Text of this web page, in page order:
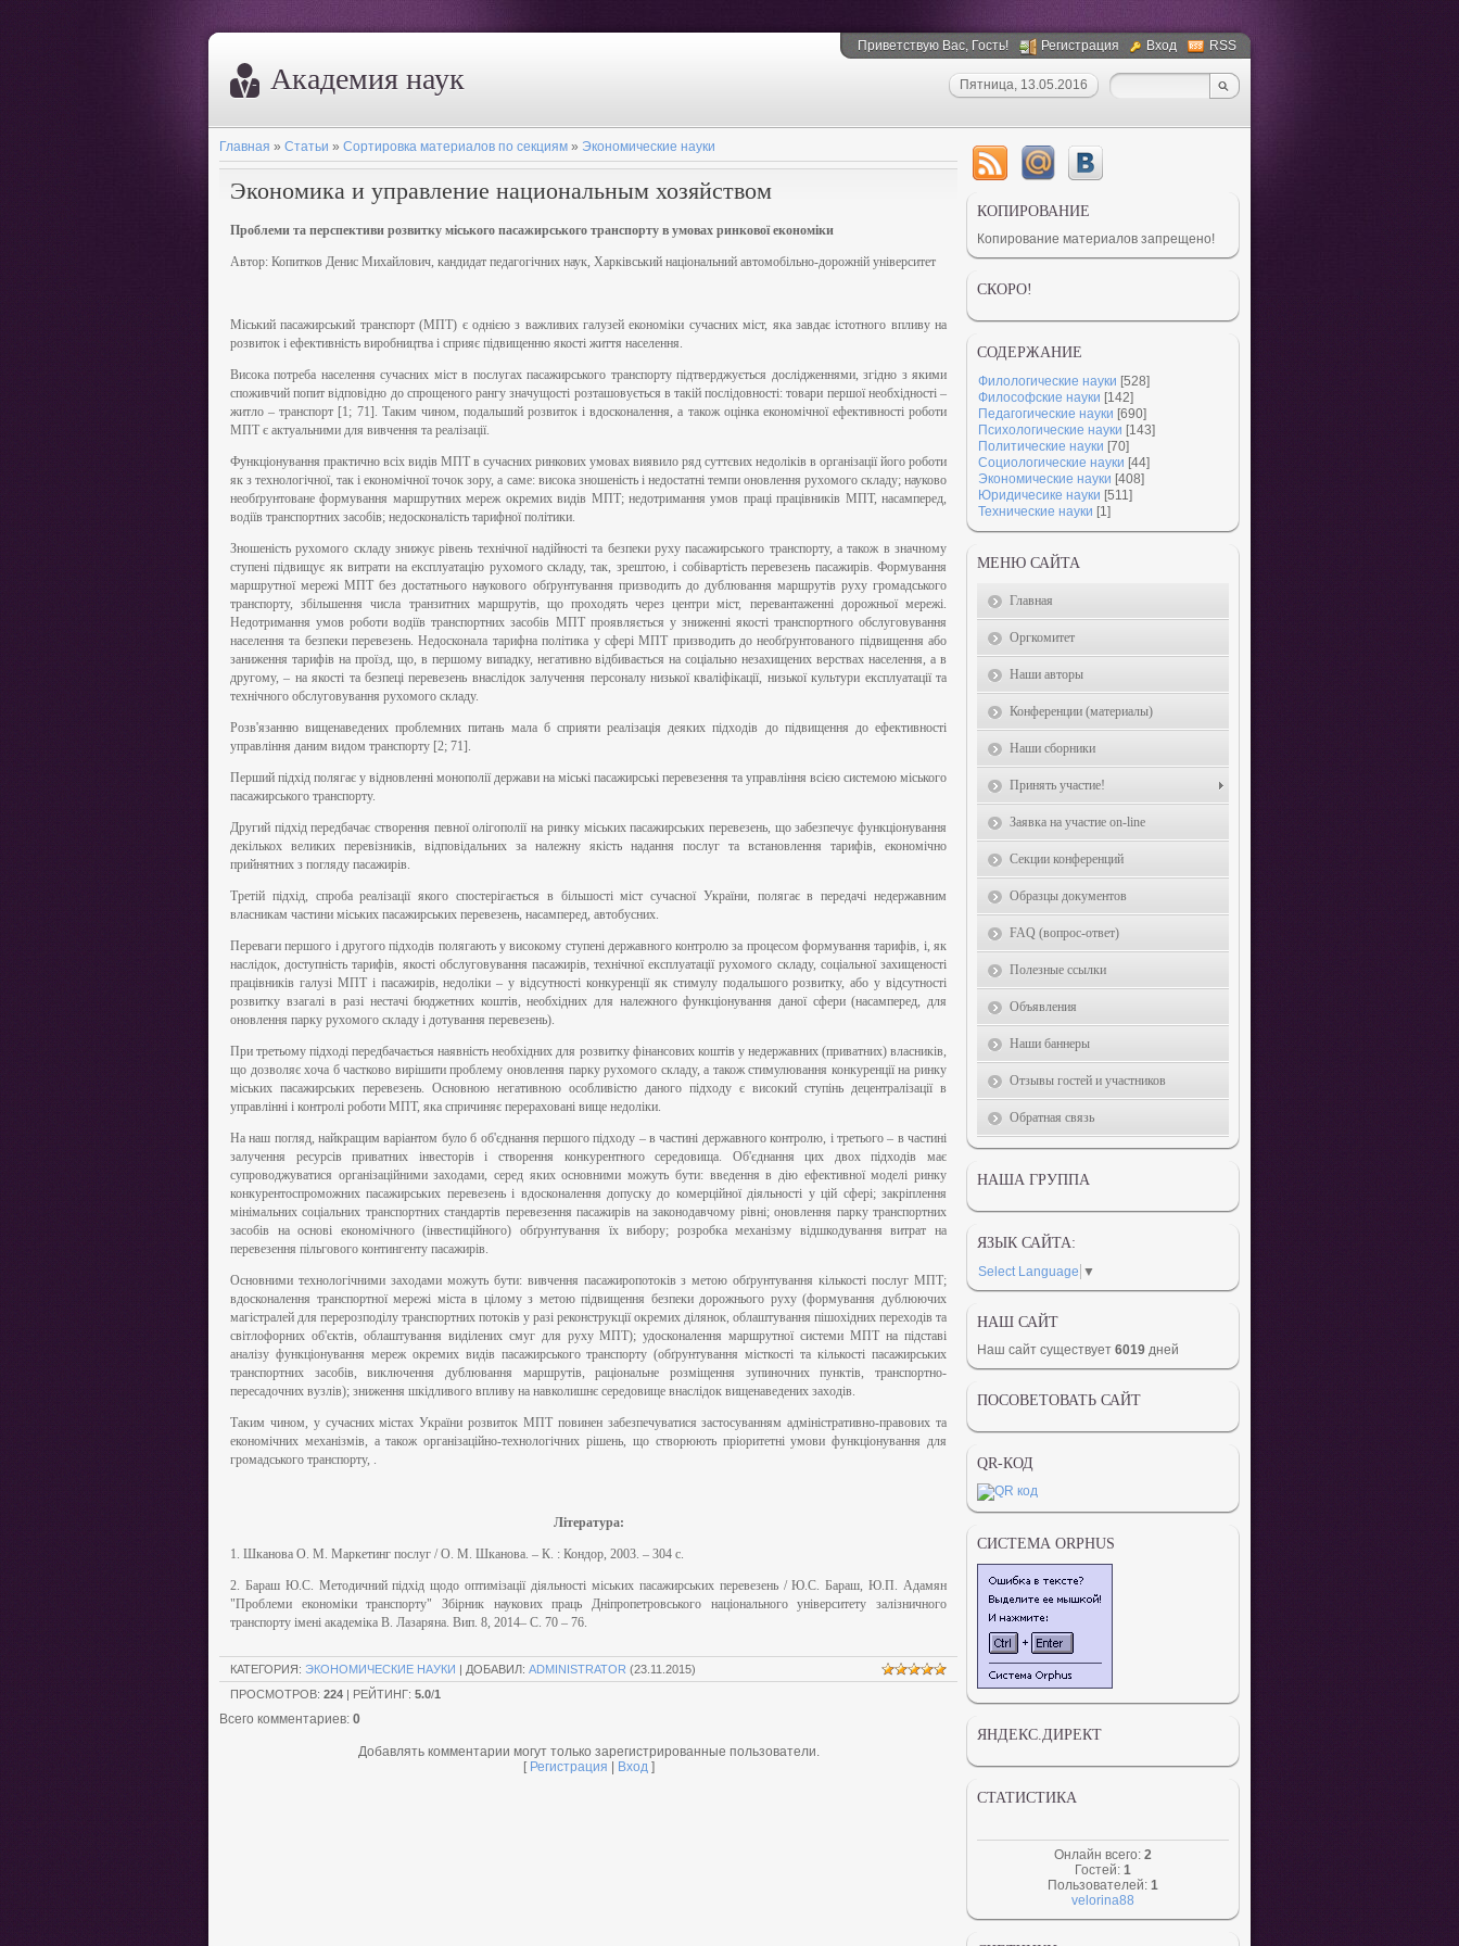
Приветствую Вас, Гость! Регистрация Вход RSS
Академия наук Пятница, 13.05.2016
Главная » Статьи » Сортировка материалов по секциям » Экономические науки
Экономика и управление национальным хозяйством
Проблеми та перспективи розвитку міського пасажирського транспорту в умовах ринкової економіки
Автор: Копитков Денис Михайлович, кандидат педагогічних наук, Харківський національний автомобільно-дорожній університет
Міський пасажирський транспорт (МПТ) є однією з важливих галузей економіки сучасних міст, яка завдає істотного впливу на
розвиток і ефективність виробництва і сприяє підвищенню якості життя населення.
Висока потреба населення сучасних міст в послугах пасажирського транспорту підтверджується дослідженнями, згідно з якими
споживчий попит відповідно до спрощеного рангу значущості розташовується в такій послідовності: товари першої необхідності –
житло – транспорт [1; 71]. Таким чином, подальший розвиток і вдосконалення, а також оцінка економічної ефективності роботи
МПТ є актуальними для вивчення та реалізації.
Функціонування практично всіх видів МПТ в сучасних ринкових умовах виявило ряд суттєвих недоліків в організації його роботи
як з технологічної, так і економічної точок зору, а саме: висока зношеність і недостатні темпи оновлення рухомого складу; науково
необґрунтоване формування маршрутних мереж окремих видів МПТ; недотримання умов праці працівників МПТ, насамперед,
водіїв транспортних засобів; недосконалість тарифної політики.
Зношеність рухомого складу знижує рівень технічної надійності та безпеки руху пасажирського транспорту, а також в значному
ступені підвищує як витрати на експлуатацію рухомого складу, так, зрештою, і собівартість перевезень пасажирів. Формування
маршрутної мережі МПТ без достатнього наукового обґрунтування призводить до дублювання маршрутів руху громадського
транспорту, збільшення числа транзитних маршрутів, що проходять через центри міст, перевантаженні дорожньої мережі.
Недотримання умов роботи водіїв транспортних засобів МПТ проявляється у зниженні якості транспортного обслуговування
населення та безпеки перевезень. Недосконала тарифна політика у сфері МПТ призводить до необґрунтованого підвищення або
заниження тарифів на проїзд, що, в першому випадку, негативно відбивається на соціально незахищених верствах населення, а в
другому, – на якості та безпеці перевезень внаслідок залучення персоналу низької кваліфікації, низької культури експлуатації та
технічного обслуговування рухомого складу.
Розв'язанню вищенаведених проблемних питань мала б сприяти реалізація деяких підходів до підвищення до ефективності
управління даним видом транспорту [2; 71].
Перший підхід полягає у відновленні монополії держави на міські пасажирські перевезення та управління всією системою міського
пасажирського транспорту.
Другий підхід передбачає створення певної олігополії на ринку міських пасажирських перевезень, що забезпечує функціонування
декількох великих перевізників, відповідальних за належну якість надання послуг та встановлення тарифів, економічно
прийнятних з погляду пасажирів.
Третій підхід, спроба реалізації якого спостерігається в більшості міст сучасної України, полягає в передачі недержавним
власникам частини міських пасажирських перевезень, насамперед, автобусних.
Переваги першого і другого підходів полягають у високому ступені державного контролю за процесом формування тарифів, і, як
наслідок, доступність тарифів, якості обслуговування пасажирів, технічної експлуатації рухомого складу, соціальної захищеності
працівників галузі МПТ і пасажирів, недоліки – у відсутності конкуренції як стимулу подальшого розвитку, або у відсутності
розвитку взагалі в разі нестачі бюджетних коштів, необхідних для належного функціонування даної сфери (насамперед, для
оновлення парку рухомого складу і дотування перевезень).
При третьому підході передбачається наявність необхідних для розвитку фінансових коштів у недержавних (приватних) власників,
що дозволяє хоча б частково вирішити проблему оновлення парку рухомого складу, а також стимулювання конкуренції на ринку
міських пасажирських перевезень. Основною негативною особливістю даного підходу є високий ступінь децентралізації в
управлінні і контролі роботи МПТ, яка спричиняє перераховані вище недоліки.
На наш погляд, найкращим варіантом було б об'єднання першого підходу – в частині державного контролю, і третього – в частині
залучення ресурсів приватних інвесторів і створення конкурентного середовища. Об'єднання цих двох підходів має
супроводжуватися організаційними заходами, серед яких основними можуть бути: введення в дію ефективної моделі ринку
конкурентоспроможних пасажирських перевезень і вдосконалення допуску до комерційної діяльності у цій сфері; закріплення
мінімальних соціальних транспортних стандартів перевезення пасажирів на законодавчому рівні; оновлення парку транспортних
засобів на основі економічного (інвестиційного) обґрунтування їх вибору; розробка механізму відшкодування витрат на
перевезення пільгового контингенту пасажирів.
Основними технологічними заходами можуть бути: вивчення пасажиропотоків з метою обґрунтування кількості послуг МПТ;
вдосконалення транспортної мережі міста в цілому з метою підвищення безпеки дорожнього руху (формування дублюючих
магістралей для перерозподілу транспортних потоків у разі реконструкції окремих ділянок, облаштування пішохідних переходів та
світлофорних об'єктів, облаштування виділених смуг для руху МПТ); удосконалення маршрутної системи МПТ на підставі
аналізу функціонування мереж окремих видів пасажирського транспорту (обґрунтування місткості та кількості пасажирських
транспортних засобів, виключення дублювання маршрутів, раціональне розміщення зупиночних пунктів, транспортно-
пересадочних вузлів); зниження шкідливого впливу на навколишнє середовище внаслідок вищенаведених заходів.
Таким чином, у сучасних містах України розвиток МПТ повинен забезпечуватися застосуванням адміністративно-правових та
економічних механізмів, а також організаційно-технологічних рішень, що створюють пріоритетні умови функціонування для
громадського транспорту, .
Література:
1. Шканова О. М. Маркетинг послуг / О. М. Шканова. – К. : Кондор, 2003. – 304 с.
2. Бараш Ю.С. Методичний підхід щодо оптимізації діяльності міських пасажирських перевезень / Ю.С. Бараш, Ю.П. Адамян
"Проблеми економіки транспорту" Збірник наукових праць Дніпропетровського національного університету залізничного
транспорту імені академіка В. Лазаряна. Вип. 8, 2014– С. 70 – 76.
КАТЕГОРИЯ: ЭКОНОМИЧЕСКИЕ НАУКИ | ДОБАВИЛ: ADMINISTRATOR (23.11.2015)
ПРОСМОТРОВ: 224 | РЕЙТИНГ: 5.0/1
Всего комментариев: 0
Добавлять комментарии могут только зарегистрированные пользователи.
[ Регистрация Вход]
КОПИРОВАНИЕ
Копирование материалов запрещено!
СКОРО!
СОДЕРЖАНИЕ
Филологические науки [528]
Философские науки [142]
Педагогические науки [690]
Психологические науки [143]
Политические науки [70]
Социологические науки [44]
Экономические науки [408]
Юридичесике науки [511]
Технические науки [1]
МЕНЮ САЙТА
Главная
Оргкомитет
Наши авторы
Конференции (материалы)
Наши сборники
Принять участие!
Заявка на участие on-line
Секции конференций
Образцы документов
FAQ (вопрос-ответ)
Полезные ссылки
Объявления
Наши баннеры
Отзывы гостей и участников
Обратная связь
НАША ГРУППА
ЯЗЫК САЙТА:
Select Language ▼
НАШ САЙТ
Наш сайт существует 6019 дней
ПОСОВЕТОВАТЬ САЙТ
QR-КОД
СИСТЕМА ORPHUS
ЯНДЕКС.ДИРЕКТ
СТАТИСТИКА
Онлайн всего: 2
Гостей: 1
Пользователей: 1
velorina88